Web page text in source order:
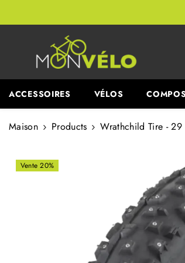
ACCESSOIRES VÉLOS
Maison Products Wrathchild Tire -
Vente 20%